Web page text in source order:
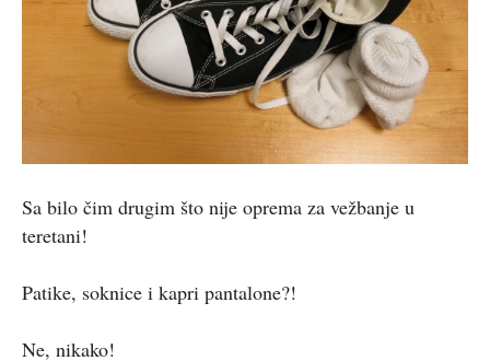
Sa bilo čim drugim što nije oprema za vežbanje u
teretani!
Patike, soknice i kapri pantalone?!
Ne, nikako!